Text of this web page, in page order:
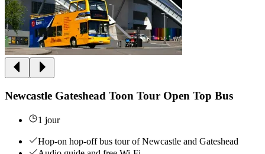
Newcastle Gateshead Toon Tour Open Top Bus
1 jour
Hop-on hop-off bus tour of Newcastle and Gateshead